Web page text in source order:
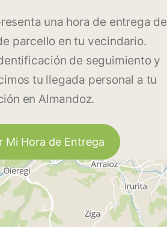
una hora de entrega de
parcello en tu vecindario.
de seguimiento y
tu llegada personal a tu
en Almandoz.
Mi Hora de Entrega